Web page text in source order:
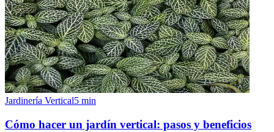
Jardinería Vertical5 min
Cómo hacer un jardín vertical: pasos y beneficios